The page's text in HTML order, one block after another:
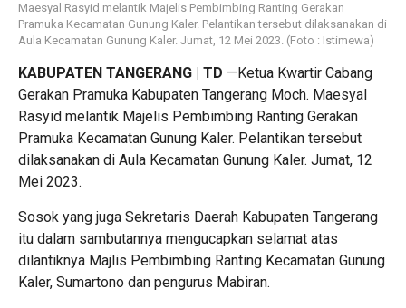
Maesyal Rasyid melantik Majelis Pembimbing Ranting Gerakan
Pramuka Kecamatan Gunung Kaler. Pelantikan tersebut dilaksanakan di
Aula Kecamatan Gunung Kaler. Jumat, 12 Mei 2023. (Foto : Istimewa)
KABUPATEN TANGERANG | TD —Ketua Kwartir Cabang
Gerakan Pramuka Kabupaten Tangerang Moch. Maesyal
Rasyid melantik Majelis Pembimbing Ranting Gerakan
Pramuka Kecamatan Gunung Kaler. Pelantikan tersebut
dilaksanakan di Aula Kecamatan Gunung Kaler. Jumat, 12
Mei 2023.
Sosok yang juga Sekretaris Daerah Kabupaten Tangerang
itu dalam sambutannya mengucapkan selamat atas
dilantiknya Majlis Pembimbing Ranting Kecamatan Gunung
Kaler, Sumartono dan pengurus Mabiran.